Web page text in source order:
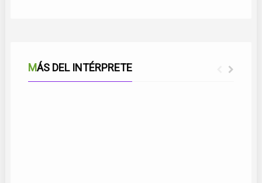
MÁS DEL INTÉRPRETE
CARICIAS MALAGUEÑAS